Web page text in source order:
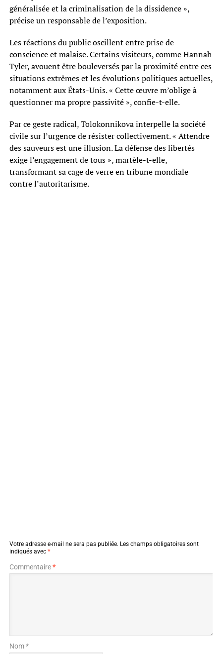
généralisée et la criminalisation de la dissidence »,
précise un responsable de l’exposition.
Les réactions du public oscillent entre prise de
conscience et malaise. Certains visiteurs, comme Hannah
Tyler, avouent être bouleversés par la proximité entre ces
situations extrêmes et les évolutions politiques actuelles,
notamment aux États-Unis. « Cette œuvre m’oblige à
questionner ma propre passivité », confie-t-elle.
Par ce geste radical, Tolokonnikova interpelle la société
civile sur l’urgence de résister collectivement. « Attendre
des sauveurs est une illusion. La défense des libertés
exige l’engagement de tous », martèle-t-elle,
transformant sa cage de verre en tribune mondiale
contre l’autoritarisme.
Votre adresse e-mail ne sera pas publiée. Les champs obligatoires sont
indiqués avec *
Commentaire*
Nom *